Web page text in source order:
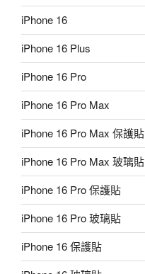
iPhone 16
iPhone 16 Plus
iPhone 16 Pro
iPhone 16 Pro Max
iPhone 16 Pro Max 保護貼
iPhone 16 Pro Max 玻璃貼
iPhone 16 Pro 保護貼
iPhone 16 Pro 玻璃貼
iPhone 16 保護貼